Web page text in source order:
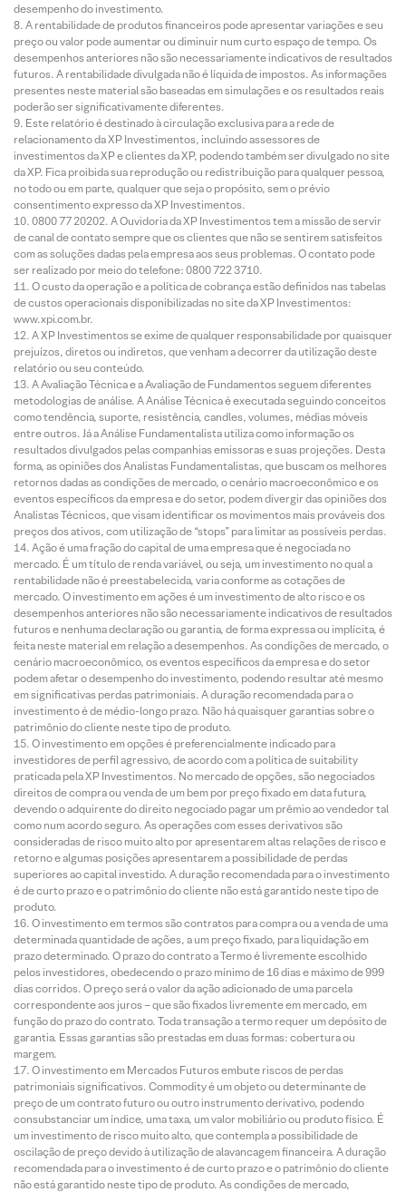
desempenho do investimento.
A rentabilidade de produtos financeiros pode apresentar variações e seu
preço ou valor pode aumentar ou diminuir num curto espaço de tempo. Os
desempenhos anteriores não são necessariamente indicativos de resultados
futuros. A rentabilidade divulgada não é líquida de impostos. As informações
presentes neste material são baseadas em simulações e os resultados reais
poderão ser significativamente diferentes.
Este relatório é destinado à circulação exclusiva para a rede de
relacionamento da XP Investimentos, incluindo assessores de
investimentos da XP e clientes da XP, podendo também ser divulgado no site
da XP. Fica proibida sua reprodução ou redistribuição para qualquer pessoa,
no todo ou em parte, qualquer que seja o propósito, sem o prévio
consentimento expresso da XP Investimentos.
0800 77 20202. A Ouvidoria da XP Investimentos tem a missão de servir
de canal de contato sempre que os clientes que não se sentirem satisfeitos
com as soluções dadas pela empresa aos seus problemas. O contato pode
ser realizado por meio do telefone: 0800 722 3710.
O custo da operação e a política de cobrança estão definidos nas tabelas
de custos operacionais disponibilizadas no site da XP Investimentos:
www.xpi.com.br.
A XP Investimentos se exime de qualquer responsabilidade por quaisquer
prejuízos, diretos ou indiretos, que venham a decorrer da utilização deste
relatório ou seu conteúdo.
A Avaliação Técnica e a Avaliação de Fundamentos seguem diferentes
metodologias de análise. A Análise Técnica é executada seguindo conceitos
como tendência, suporte, resistência, candles, volumes, médias móveis
entre outros. Já a Análise Fundamentalista utiliza como informação os
resultados divulgados pelas companhias emissoras e suas projeções. Desta
forma, as opiniões dos Analistas Fundamentalistas, que buscam os melhores
retornos dadas as condições de mercado, o cenário macroeconômico e os
eventos específicos da empresa e do setor, podem divergir das opiniões dos
Analistas Técnicos, que visam identificar os movimentos mais prováveis dos
preços dos ativos, com utilização de “stops” para limitar as possíveis perdas.
Ação é uma fração do capital de uma empresa que é negociada no
mercado. É um título de renda variável, ou seja, um investimento no qual a
rentabilidade não é preestabelecida, varia conforme as cotações de
mercado. O investimento em ações é um investimento de alto risco e os
desempenhos anteriores não são necessariamente indicativos de resultados
futuros e nenhuma declaração ou garantia, de forma expressa ou implícita, é
feita neste material em relação a desempenhos. As condições de mercado, o
cenário macroeconômico, os eventos específicos da empresa e do setor
podem afetar o desempenho do investimento, podendo resultar até mesmo
em significativas perdas patrimoniais. A duração recomendada para o
investimento é de médio-longo prazo. Não há quaisquer garantias sobre o
patrimônio do cliente neste tipo de produto.
O investimento em opções é preferencialmente indicado para
investidores de perfil agressivo, de acordo com a política de suitability
praticada pela XP Investimentos. No mercado de opções, são negociados
direitos de compra ou venda de um bem por preço fixado em data futura,
devendo o adquirente do direito negociado pagar um prêmio ao vendedor tal
como num acordo seguro. As operações com esses derivativos são
consideradas de risco muito alto por apresentarem altas relações de risco e
retorno e algumas posições apresentarem a possibilidade de perdas
superiores ao capital investido. A duração recomendada para o investimento
é de curto prazo e o patrimônio do cliente não está garantido neste tipo de
produto.
O investimento em termos são contratos para compra ou a venda de uma
determinada quantidade de ações, a um preço fixado, para liquidação em
prazo determinado. O prazo do contrato a Termo é livremente escolhido
pelos investidores, obedecendo o prazo mínimo de 16 dias e máximo de 999
dias corridos. O preço será o valor da ação adicionado de uma parcela
correspondente aos juros – que são fixados livremente em mercado, em
função do prazo do contrato. Toda transação a termo requer um depósito de
garantia. Essas garantias são prestadas em duas formas: cobertura ou
margem.
O investimento em Mercados Futuros embute riscos de perdas
patrimoniais significativos. Commodity é um objeto ou determinante de
preço de um contrato futuro ou outro instrumento derivativo, podendo
consubstanciar um índice, uma taxa, um valor mobiliário ou produto físico. É
um investimento de risco muito alto, que contempla a possibilidade de
oscilação de preço devido à utilização de alavancagem financeira. A duração
recomendada para o investimento é de curto prazo e o patrimônio do cliente
não está garantido neste tipo de produto. As condições de mercado,